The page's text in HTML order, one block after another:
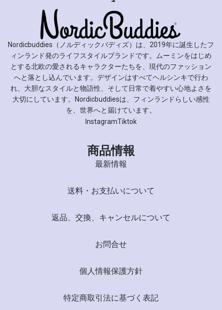
Nordicbuddies（ノルディックバディズ）は、2019年に誕生したフ
ィンランド発のライフスタイルブランドです。ムーミンをはじめ
とする北欧の愛されるキャラクターたちを、現代のファッション
へと落とし込んでいます。デザインはすべてヘルシンキで行わ
れ、大胆なスタイルと物語性、そして日常で着やすい心地よさを
大切にしています。Nordicbuddiesは、フィンランドらしい感性
を、世界へと届けています。
InstagramTiktok
商品情報
最新情報
送料・お支払いについて
返品、交換、キャンセルについて
お問合せ
個人情報保護方針
特定商取引法に基づく表記